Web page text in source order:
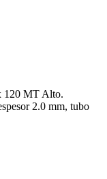
120 MT Alto.
2.0 mm, tubo